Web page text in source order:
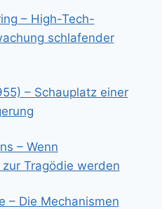
– High-Tech-
schlafender
– Schauplatz einer
– Wenn
Tragödie werden
– Die Mechanismen